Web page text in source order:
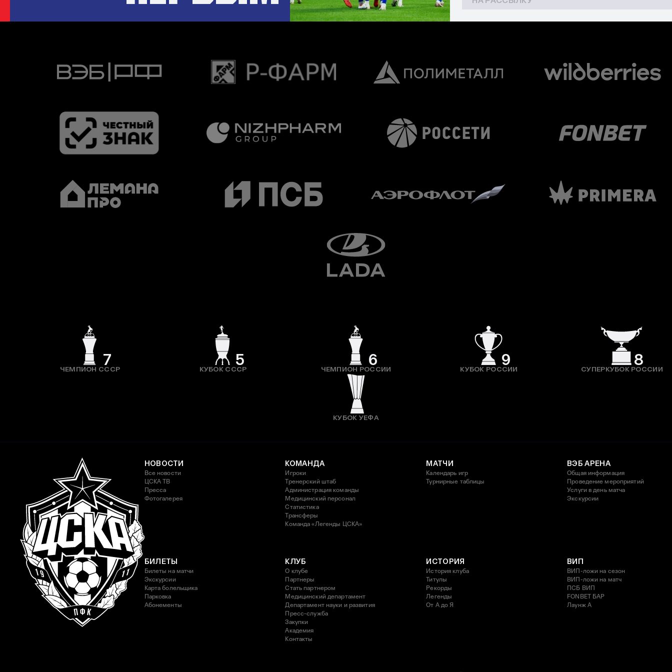
7
ЧЕМПИОН СССР
5
КУБОК СССР
6
ЧЕМПИОН РОССИИ
9
КУБОК РОССИИ
8
СУПЕРКУБОК РОССИИ
КУБОК УЕФА
НОВОСТИ
Все новости
ЦСКА ТВ
Пресса
Фотогалерея
КОМАНДА
Игроки
Тренерский штаб
Администрация команды
Медицинский персонал
Статистика
Трансферы
Команда «Легенды ЦСКА»
МАТЧИ
Календарь игр
Турнирные таблицы
ВЭБ АРЕНА
Общая информация
Проведение мероприятий
Услуги в день матча
Экскурсии
БИЛЕТЫ
Билеты на матчи
Экскурсии
Карта болельщика
Парковка
Абонементы
КЛУБ
О клубе
Партнеры
Стать партнером
Медицинский департамент
Департамент науки и развития
Пресс-служба
Закупки
Академия
Контакты
ИСТОРИЯ
История клуба
Титулы
Рекорды
Легенды
От А до Я
ВИП
ВИП-ложи на сезон
ВИП-ложи на матч
ПСБ ВИП
FONBET БАР
Лаунж A